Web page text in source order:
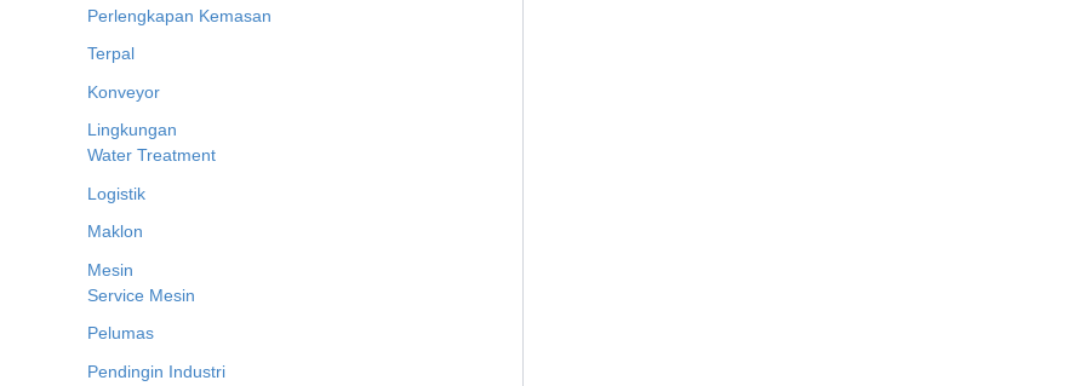
Perlengkapan Kemasan
Terpal
Konveyor
Lingkungan
Water Treatment
Logistik
Maklon
Mesin
Service Mesin
Pelumas
Pendingin Industri